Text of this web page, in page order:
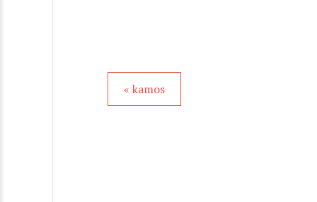
« kamos